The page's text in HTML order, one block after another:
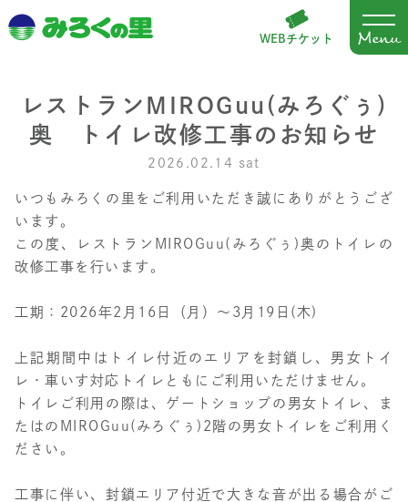
WEBチケット
レストランMIROGuu(みろぐぅ)
奥 トイレ改修工事のお知らせ
2026.02.14 sat
いつもみろくの里をご利用いただき誠にありがとうござ
います。
この度、レストランMIROGuu(みろぐぅ)奥のトイレの
改修工事を行います。
工期：2026年2月16日（月）～3月19日(木)
上記期間中はトイレ付近のエリアを封鎖し、男女トイ
レ・車いす対応トイレともにご利用いただけません。
トイレご利用の際は、ゲートショップの男女トイレ、ま
たはのMIROGuu(みろぐぅ)2階の男女トイレをご利用く
ださい。
工事に伴い、封鎖エリア付近で大きな音が出る場合がご